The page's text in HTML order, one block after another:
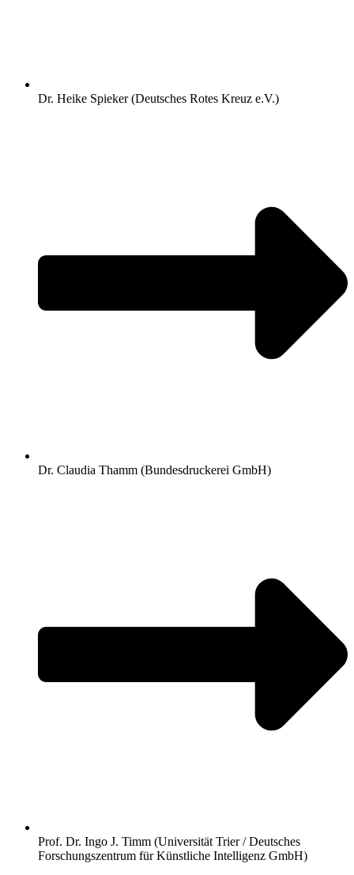
Dr. Heike Spieker (Deutsches Rotes Kreuz e.V.)
Dr. Claudia Thamm (Bundesdruckerei GmbH)
Prof. Dr. Ingo J. Timm (Universität Trier / Deutsches
Forschungszentrum für Künstliche Intelligenz GmbH)